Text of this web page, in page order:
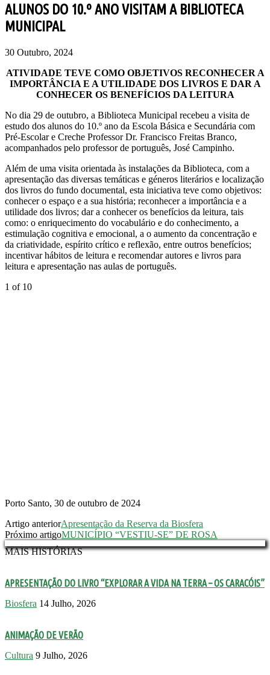
ALUNOS DO 10.º ANO VISITAM A BIBLIOTECA
MUNICIPAL
30 Outubro, 2024
ATIVIDADE TEVE COMO OBJETIVOS RECONHECER A
IMPORTÂNCIA E A UTILIDADE DOS LIVROS E DAR A
CONHECER OS BENEFÍCIOS DA LEITURA
No dia 29 de outubro, a Biblioteca Municipal recebeu a visita de
estudo dos alunos do 10.º ano da Escola Básica e Secundária com
Pré-Escolar e Creche Professor Dr. Francisco Freitas Branco,
acompanhados pelo professor de português, José Campinho.
Além de uma visita orientada às instalações da Biblioteca, com a
apresentação das diversas temáticas e géneros literários e localização
dos livros do fundo documental, esta iniciativa teve como objetivos:
conhecer o espaço e a sua história; reconhecer a importância e a
utilidade dos livros; dar a conhecer os benefícios da leitura, tais
como: o enriquecimento do vocabulário e do conhecimento, a
estimulação cognitiva e emocional, a o aumento da concentração e
da criatividade, espírito crítico e reflexão, entre outros benefícios;
incentivar hábitos de leitura e recomendar autores e livros para
leitura e apresentação nas aulas de português.
1 of 10
Porto Santo, 30 de outubro de 2024
Artigo anteriorApresentação da Reserva da Biosfera
Próximo artigoMUNICÍPIO “VESTIU-SE” DE ROSA
MAIS HISTÓRIAS
APRESENTAÇÃO DO LIVRO “EXPLORAR A VIDA NA TERRA – OS CARACÓIS”
Biosfera 14 Julho, 2026
ANIMAÇÃO DE VERÃO
Cultura 9 Julho, 2026